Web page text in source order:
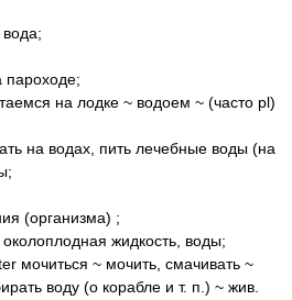
пароходе;
на лодке ~ водоем ~ (часто pl)
на водах, пить лечебные воды (на
(организма) ;
жидкость, воды;
мочиться ~ мочить, смачивать ~
воду (о корабле и т. п.) ~ жив.